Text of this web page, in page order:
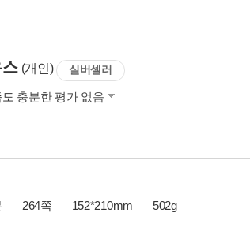
(개인) 실버셀러
충분한 평가 없음
264쪽 152*210mm 502g